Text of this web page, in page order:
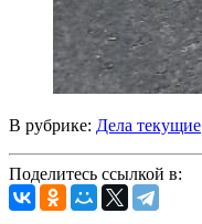
В рубрике: Дела текущие
Поделитесь ссылкой в: